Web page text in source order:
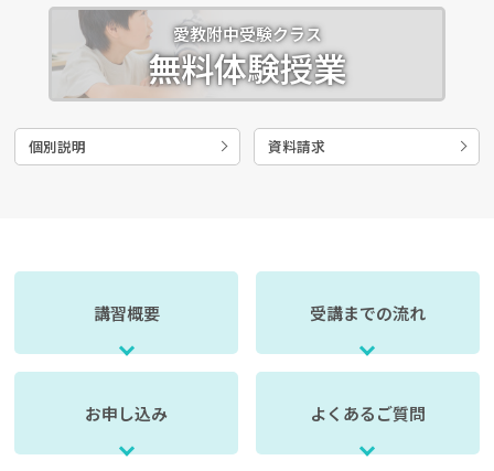
愛教附中受験クラス
無料体験授業
個別説明 資料請求
講習概要 受講までの流れ
お申し込み よくあるご質問